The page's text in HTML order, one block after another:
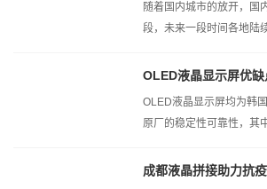
随着国内城市的放开，国
段，未来一段时间各地陆
OLED液晶显示屏优
OLED液晶显示屏均为韩
原厂的稳定性可靠性，其
成都液晶拼接助力抗